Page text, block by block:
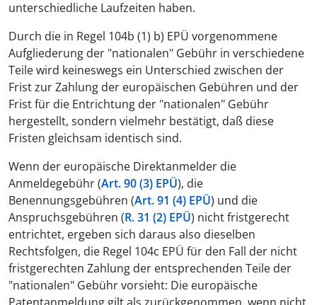
unterschiedliche Laufzeiten haben.
Durch die in Regel 104b (1) b) EPÜ vorgenommene
Aufgliederung der "nationalen" Gebühr in verschiedene
Teile wird keineswegs ein Unterschied zwischen der
Frist zur Zahlung der europäischen Gebühren und der
Frist für die Entrichtung der "nationalen" Gebühr
hergestellt, sondern vielmehr bestätigt, daß diese
Fristen gleichsam identisch sind.
Wenn der europäische Direktanmelder die
Anmeldegebühr (Art. 90 (3) EPÜ), die
Benennungsgebühren (Art. 91 (4) EPÜ) und die
Anspruchsgebühren (R. 31 (2) EPÜ) nicht fristgerecht
entrichtet, ergeben sich daraus also dieselben
Rechtsfolgen, die Regel 104c EPÜ für den Fall der nicht
fristgerechten Zahlung der entsprechenden Teile der
"nationalen" Gebühr vorsieht: Die europäische